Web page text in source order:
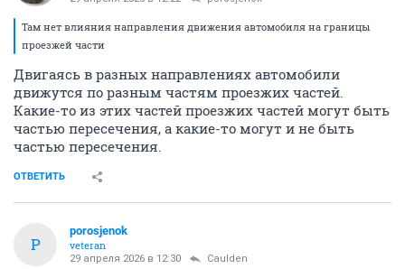
Там нет влияния направления движения автомобиля на границы
проезжей части
Двигаясь в разных направлениях автомобили
движутся по разным частям проезжих частей.
Какие-то из этих частей проезжих частей могут быть
частью пересечения, а какие-то могут и не быть
частью пересечения.
ОТВЕТИТЬ
P
porosjenok
veteran
29 апреля 2026 в 12:30 Caulden